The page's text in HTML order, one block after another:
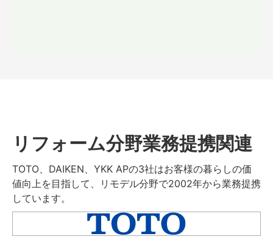
リフォーム分野業務提携関連
TOTO、DAIKEN、YKK APの3社はお客様の暮らしの価
値向上を目指して、リモデル分野で2002年から業務提携
しています。